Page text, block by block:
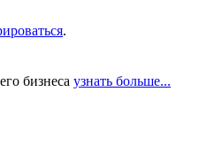
.
бизнеса узнать больше...